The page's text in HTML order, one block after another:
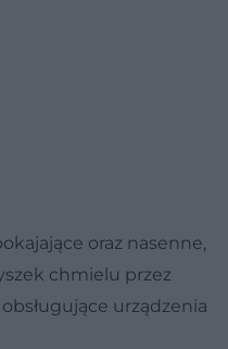
oraz nasenne,
chmielu przez
urządzenia